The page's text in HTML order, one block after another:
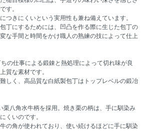
す。
つきにくいという実用性も兼ね備えています。
丁にするためには、凹凸を作る際に生じた包丁の
な手間と時間をかけ職人の熟練の技によって仕上
の仕事による鍛錬と熱処理によって切れ味が良
質な素材です。
しく、高品質な白紙製包丁はトップレベルの鍛冶
栗八角水牛柄を採用。焼き栗の柄は、手に馴染み
くいのです。
の角が使われており、使い続けるほどに手に馴染